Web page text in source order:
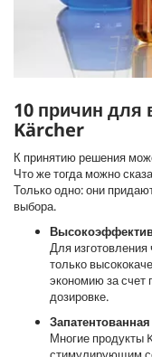
10 причин для
Kärcher
К принятию решения
Что же тогда можно
Только одно: они
выбора.
Для
только
экономию за счет
дозировке.
Многие продукты